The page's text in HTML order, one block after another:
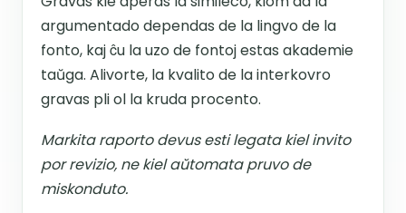
argumentado dependas de la lingvo de la
fonto, kaj ĉu la uzo de fontoj estas akademie
taŭga. Alivorte, la kvalito de la interkovro
gravas pli ol la kruda procento.
Markita raporto devus esti legata kiel invito
por revizio, ne kiel aŭtomata pruvo de
miskonduto.